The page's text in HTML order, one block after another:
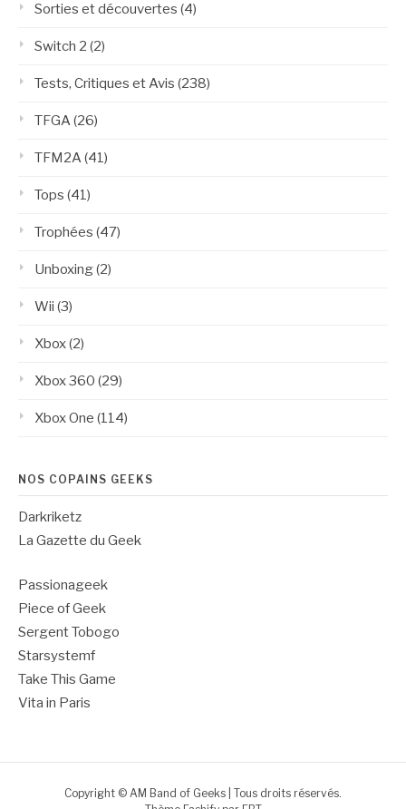
Sorties et découvertes (4)
Switch 2 (2)
Tests, Critiques et Avis (238)
TFGA(26)
TFM2A(41)
Tops (41)
Trophées (47)
Unboxing(2)
Wii (3)
Xbox(2)
Xbox 360 (29)
Xbox One (114)
NOS COPAINS GEEKS
Darkriketz
La Gazette du Geek
Passionageek
Piece of Geek
Sergent Tobogo
Starsystemf
Take This Game
Vita in Paris
Copyright © AM Band of Geeks | Tous droits réservés.